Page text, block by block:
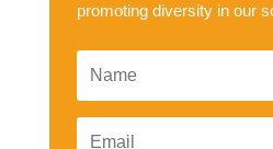
promoting diversity in our